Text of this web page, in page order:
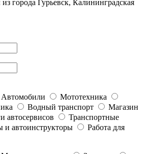
города Гурьевск, Калининградская
Автомобили
Мототехника
Водный транспорт
Магазин
автосервисов
Транспортные
и автоинструкторы
Работа для